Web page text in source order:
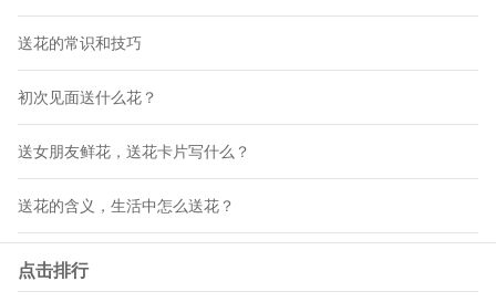
送花的常识和技巧
初次见面送什么花？
送女朋友鲜花，送花卡片写什么？
送花的含义，生活中怎么送花？
点击排行